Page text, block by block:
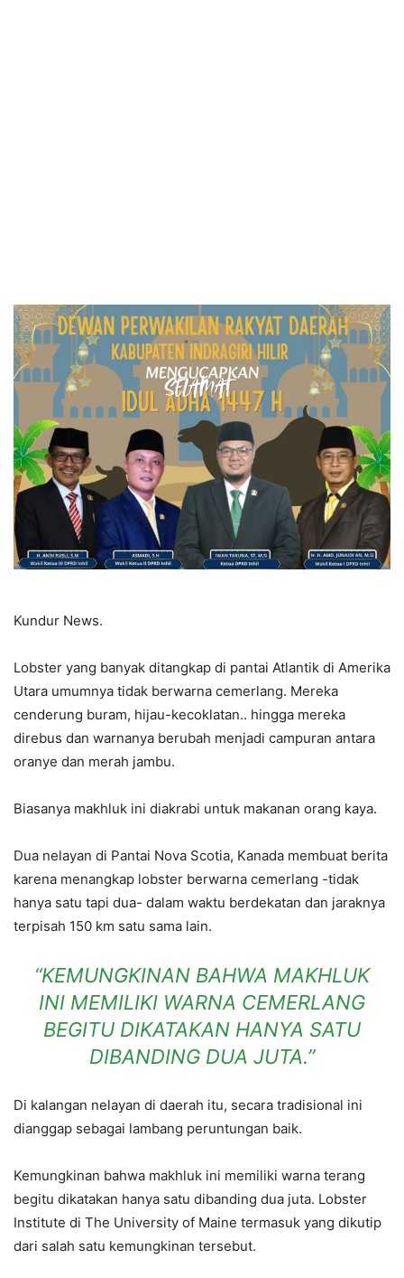
Kundur News.
Lobster yang banyak ditangkap di pantai Atlantik di Amerika
Utara umumnya tidak berwarna cemerlang. Mereka
cenderung buram, hijau-kecoklatan.. hingga mereka
direbus dan warnanya berubah menjadi campuran antara
oranye dan merah jambu.
Biasanya makhluk ini diakrabi untuk makanan orang kaya.
Dua nelayan di Pantai Nova Scotia, Kanada membuat berita
karena menangkap lobster berwarna cemerlang -tidak
hanya satu tapi dua- dalam waktu berdekatan dan jaraknya
terpisah 150 km satu sama lain.
“KEMUNGKINAN BAHWA MAKHLUK
INI MEMILIKI WARNA CEMERLANG
BEGITU DIKATAKAN HANYA SATU
DIBANDING DUA JUTA.”
Di kalangan nelayan di daerah itu, secara tradisional ini
dianggap sebagai lambang peruntungan baik.
Kemungkinan bahwa makhluk ini memiliki warna terang
begitu dikatakan hanya satu dibanding dua juta. Lobster
Institute di The University of Maine termasuk yang dikutip
dari salah satu kemungkinan tersebut.